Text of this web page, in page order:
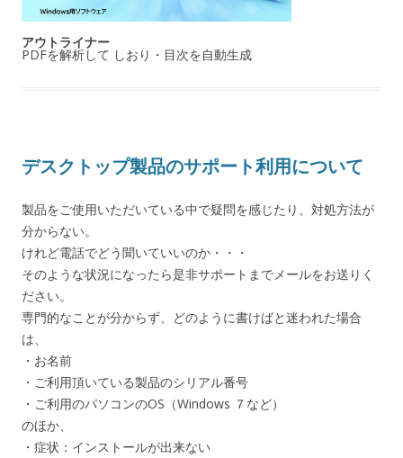
アウトライナー
PDFを解析して しおり・目次を自動生成
デスクトップ製品のサポート利用について
製品をご使用いただいている中で疑問を感じたり、対処方法が
分からない。
けれど電話でどう聞いていいのか・・・
そのような状況になったら是非サポートまでメールをお送りく
ださい。
専門的なことが分からず、どのように書けばと迷われた場合
は、
・お名前
・ご利用頂いている製品のシリアル番号
・ご利用のパソコンのOS（Windows ７など）
のほか、
・症状：インストールが出来ない